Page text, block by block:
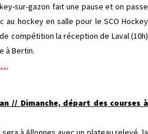
sur-gazon fait une pause et on passe
au hockey en salle pour le SCO Hockey
compétition la réception de Laval (10h)
à Bertin.
// Dimanche, départ des courses à